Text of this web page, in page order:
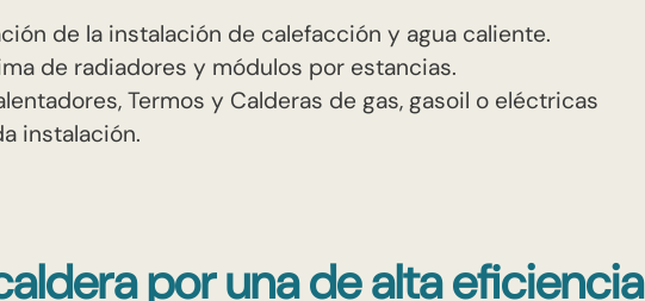
de la instalación de calefacción y agua caliente.
de radiadores y módulos por estancias.
Termos y Calderas de gas, gasoil o eléctricas
instalación.
por una de alta eficiencia